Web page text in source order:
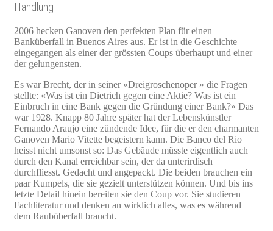
Handlung
2006 hecken Ganoven den perfekten Plan für einen
Banküberfall in Buenos Aires aus. Er ist in die Geschichte
eingegangen als einer der grössten Coups überhaupt und einer
der gelungensten.
Es war Brecht, der in seiner «Dreigroschenoper » die Fragen
stellte: «Was ist ein Dietrich gegen eine Aktie? Was ist ein
Einbruch in eine Bank gegen die Gründung einer Bank?» Das
war 1928. Knapp 80 Jahre später hat der Lebenskünstler
Fernando Araujo eine zündende Idee, für die er den charmanten
Ganoven Mario Vitette begeistern kann. Die Banco del Rio
heisst nicht umsonst so: Das Gebäude müsste eigentlich auch
durch den Kanal erreichbar sein, der da unterirdisch
durchfliesst. Gedacht und angepackt. Die beiden brauchen ein
paar Kumpels, die sie gezielt unterstützen können. Und bis ins
letzte Detail hinein bereiten sie den Coup vor. Sie studieren
Fachliteratur und denken an wirklich alles, was es während
dem Raubüberfall braucht.